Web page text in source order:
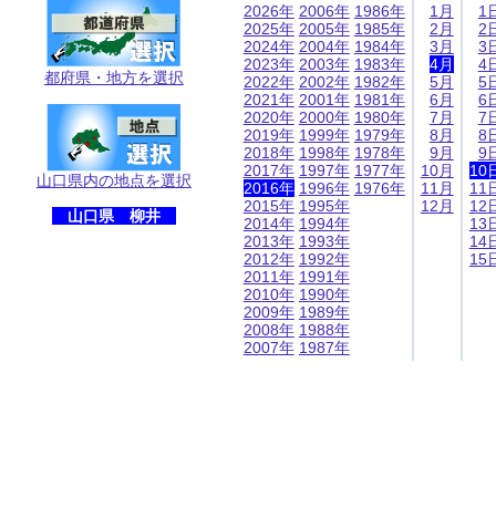
都府県・地方を選択
山口県内の地点を選択
山口県 柳井
2026年
2025年
2024年
2023年
2022年
2021年
2020年
2019年
2018年
2017年
2016年
2015年
2014年
2013年
2012年
2011年
2010年
2009年
2008年
2007年
2006年
2005年
2004年
2003年
2002年
2001年
2000年
1999年
1998年
1997年
1996年
1995年
1994年
1993年
1992年
1991年
1990年
1989年
1988年
1987年
1986年
1985年
1984年
1983年
1982年
1981年
1980年
1979年
1978年
1977年
1976年
1月
2月
3月
4月
5月
6月
7月
8月
9月
10月
11月
12月
1
2
3
4
5
6
7
8
9
10
11
12
13
14
15